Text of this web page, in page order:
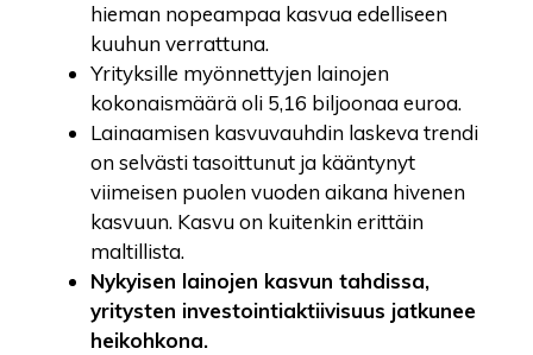
hieman nopeampaa kasvua edelliseen
kuuhun verrattuna.
Yrityksille myönnettyjen lainojen
kokonaismäärä oli 5,16 biljoonaa euroa.
Lainaamisen kasvuvauhdin laskeva trendi
on selvästi tasoittunut ja kääntynyt
viimeisen puolen vuoden aikana hivenen
kasvuun. Kasvu on kuitenkin erittäin
maltillista.
Nykyisen lainojen kasvun tahdissa,
yritysten investointiaktiivisuus jatkunee
heikohkona.